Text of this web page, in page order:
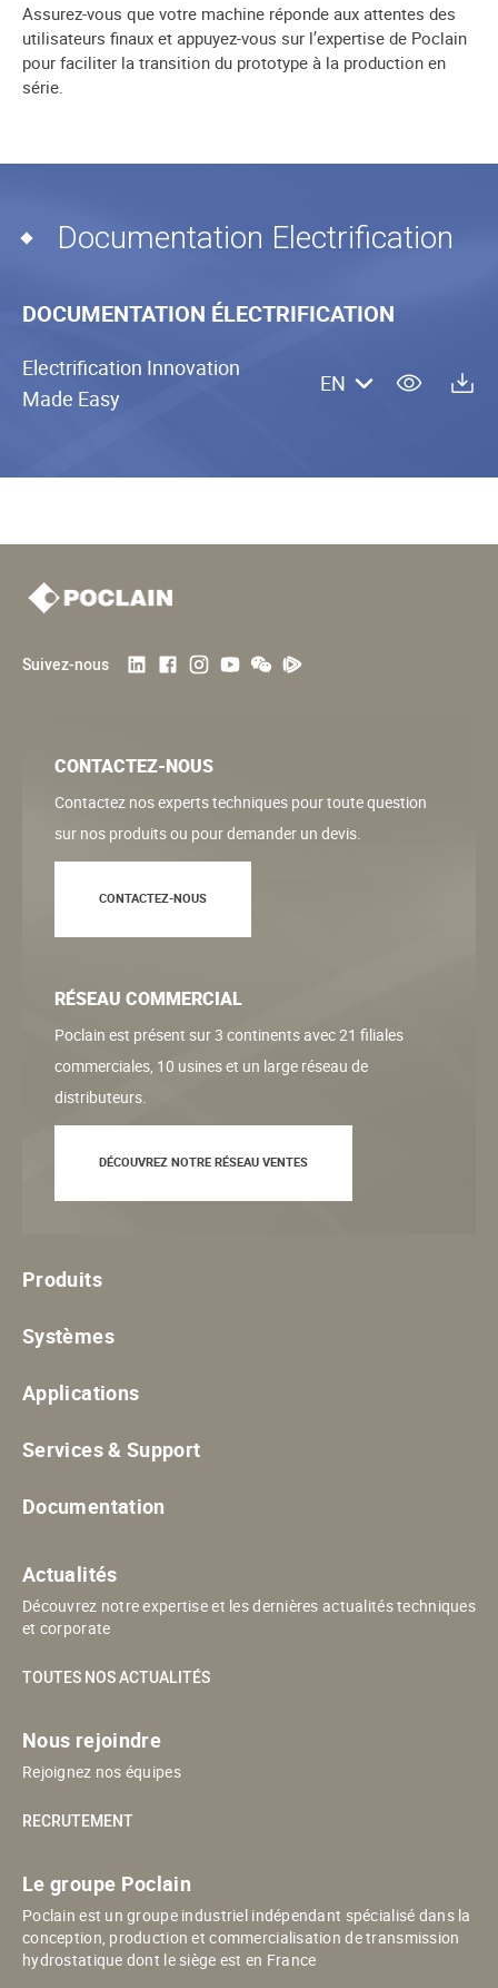
Assurez-vous que votre machine réponde aux attentes des
utilisateurs finaux et appuyez-vous sur l’expertise de Poclain
pour faciliter la transition du prototype à la production en
série.
Documentation Electrification
DOCUMENTATION ÉLECTRIFICATION
Electrification Innovation
Made Easy
EN
Suivez-nous
CONTACTEZ-NOUS
Contactez nos experts techniques pour toute question
sur nos produits ou pour demander un devis.
CONTACTEZ-NOUS
RÉSEAU COMMERCIAL
Poclain est présent sur 3 continents avec 21 filiales
commerciales, 10 usines et un large réseau de
distributeurs.
DÉCOUVREZ NOTRE RÉSEAU VENTES
Produits
Systèmes
Applications
Services & Support
Documentation
Actualités
Découvrez notre expertise et les dernières actualités techniques
et corporate
TOUTES NOS ACTUALITÉS
Nous rejoindre
Rejoignez nos équipes
RECRUTEMENT
Le groupe Poclain
Poclain est un groupe industriel indépendant spécialisé dans la
conception, production et commercialisation de transmission
hydrostatique dont le siège est en France